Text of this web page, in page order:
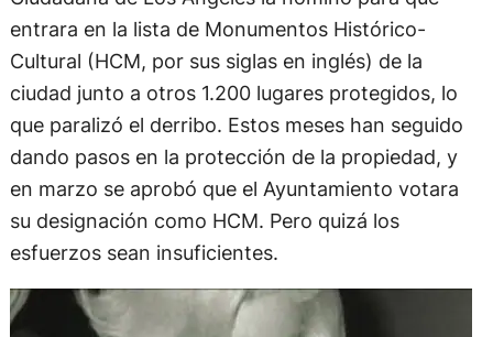
entrara en la lista de Monumentos Histórico-
Cultural (HCM, por sus siglas en inglés) de la
ciudad junto a otros 1.200 lugares protegidos, lo
que paralizó el derribo. Estos meses han seguido
dando pasos en la protección de la propiedad, y
en marzo se aprobó que el Ayuntamiento votara
su designación como HCM. Pero quizá los
esfuerzos sean insuficientes.